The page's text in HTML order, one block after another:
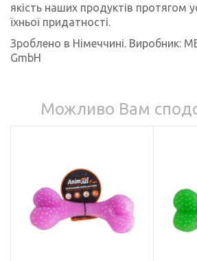
якість наших продуктів протягом
їхньої придатності.
Зроблено в Німеччині. Виробник:
GmbH
Можливо Вам